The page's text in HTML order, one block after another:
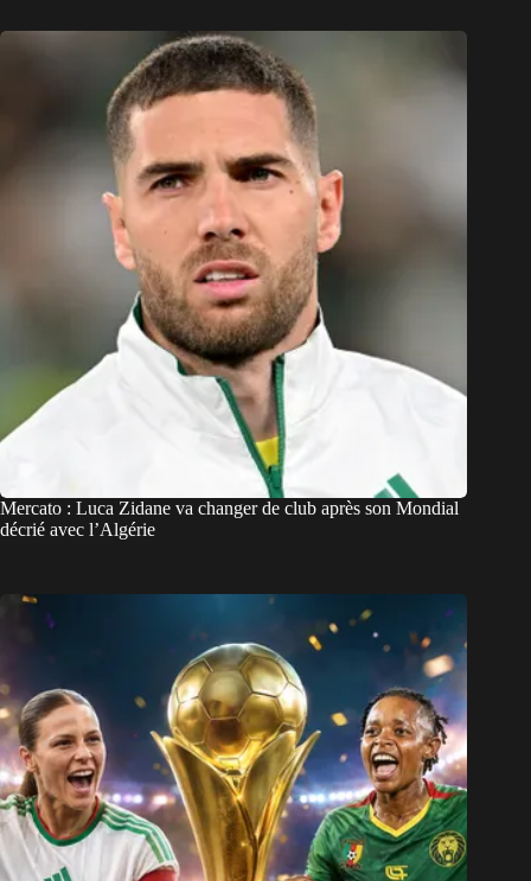
Mercato : Luca Zidane va changer de club après son Mondial
décrié avec l’Algérie